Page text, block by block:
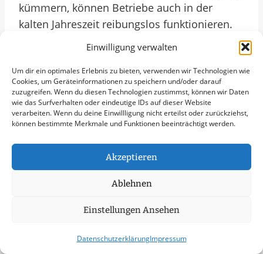
Einwilligung verwalten
Um dir ein optimales Erlebnis zu bieten, verwenden wir Technologien wie
Cookies, um Geräteinformationen zu speichern und/oder darauf
zuzugreifen. Wenn du diesen Technologien zustimmst, können wir Daten
wie das Surfverhalten oder eindeutige IDs auf dieser Website
verarbeiten. Wenn du deine Einwillligung nicht erteilst oder zurückziehst,
können bestimmte Merkmale und Funktionen beeinträchtigt werden.
Akzeptieren
Ablehnen
Einstellungen Ansehen
DatenschutzerklärungImpressum
kümmern, können Betriebe auch in der
kalten Jahreszeit reibungslos funktionieren.
Ein zuverlässiger Winterdienst in Alsdorf ist
entscheidend, um den Betrieb
aufrechtzuerhalten und Unfälle durch
winterliche Witterungsbedingungen zu
vermeiden.
Die Stadt Alsdorf legt großen Wert darauf,
dass der Winterdienst effektiv und zeitnah
durchgeführt wird, um die Mobilität und
Sicherheit der Bürger zu gewährleisten. Mit
einem gut organisierten Winterdienstplan
Straßen, Gehwege und öffentliche Plätze